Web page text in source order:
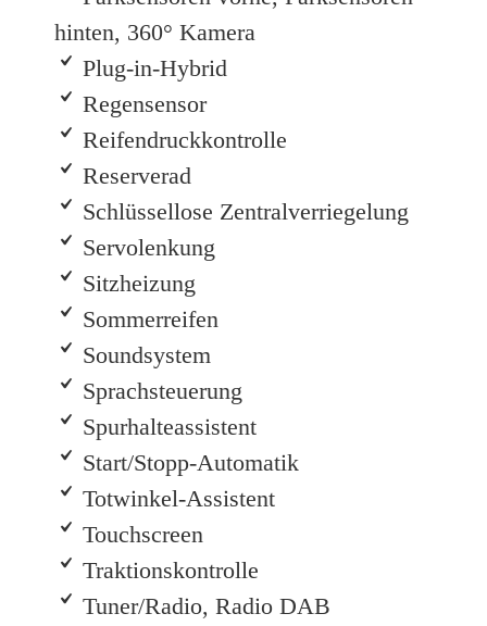
hinten, 360° Kamera
Plug-in-Hybrid
Regensensor
Reifendruckkontrolle
Reserverad
Schlüssellose Zentralverriegelung
Servolenkung
Sitzheizung
Sommerreifen
Soundsystem
Sprachsteuerung
Spurhalteassistent
Start/Stopp-Automatik
Totwinkel-Assistent
Touchscreen
Traktionskontrolle
Tuner/Radio, Radio DAB